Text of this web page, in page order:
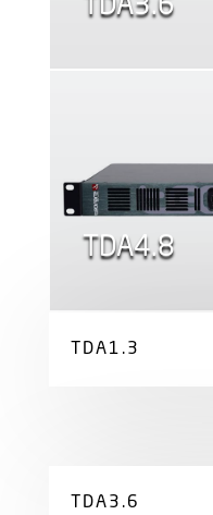
TDA3.6
TDA4.8
TDA1.3
TDA3.6